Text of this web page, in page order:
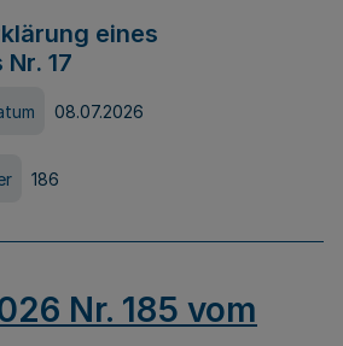
eines
17
08.07.2026
186
Nr. 185 vom